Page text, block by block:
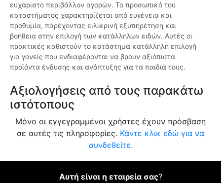
ευχάριστο περιβάλλον αγορών. Το προσωπικό του
καταστήματος χαρακτηρίζεται από ευγένεια και
προθυμία, παρέχοντας ειλικρινή εξυπηρέτηση και
βοήθεια στην επιλογή των κατάλληλων ειδών. Αυτές οι
πρακτικές καθιστούν το κατάστημα κατάλληλη επιλογή
για γονείς που ενδιαφέρονται να βρουν αξιόπιστα
προϊόντα ένδυσης και ανάπτυξης για τα παιδιά τους.
Αξιολογήσεις από τους παρακάτω
ιστότοπους
Μόνο οι εγγεγραμμένοι χρήστες έχουν πρόσβαση
σε αυτές τις πληροφορίες. Κάντε κλικ εδώ για να
συνδεθείτε.
Αυτή είναι η εταιρεία σας?